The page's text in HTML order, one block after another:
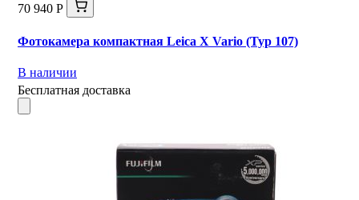
70 940 Р
Фотокамера компактная Leica X Vario (Typ 107)
В наличии
Бесплатная доставка